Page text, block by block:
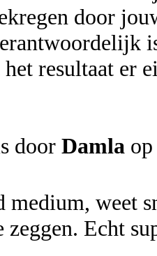
door
resultaat er
door Damla
medium, weet
zeggen. Echt